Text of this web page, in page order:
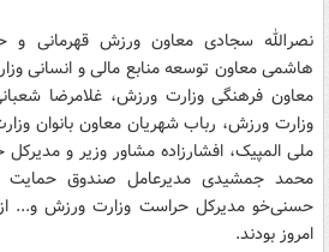
نصرالله سجادی معاون ورزش قهرمانی و
هاشمی معاون توسعه منابع مالی و انسانی
معاون فرهنگی وزارت ورزش، غلامرضا
وزارت ورزش، رباب شهریان معاون بانوان
ملی المپیک، افشارزاده مشاور وزیر و
محمد جمشیدی مدیرعامل صندوق حمایت
حسنی‌خو مدیرکل حراست وزارت ورزش و... از
امروز بودند.